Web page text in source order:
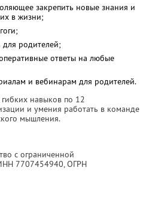
закрепить новые знания и
в жизни;
для родителей;
ответы на любые
и вебинарам для родителей.
навыков по 12
и умения работать в команде
мышления.
с ограниченной
7707454940, ОГРН